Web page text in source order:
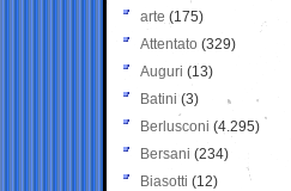
arte (175)
Attentato (329)
Auguri (13)
Batini (3)
Berlusconi (4.295)
Bersani (234)
Biasotti (12)